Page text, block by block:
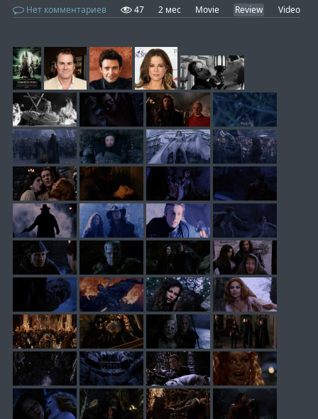
Нет комментариев 47 2 мес Movie Review Video